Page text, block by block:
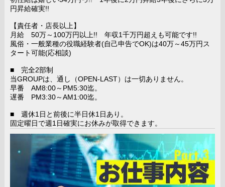
円昇給確実!!
【責任者・店長以上】
月給 50万～100万円以上!! 年収1千万円超えも可能です!!
風俗・一般業種の役職経験者(自己申告でOK)は40万～45万円ス
タート可能(応相談)
■ 完全2部制
当GROUPは、通し（OPEN-LAST）は一切ありません。
早番 AM8:00～PM5:30迄。
遅番 PM3:30～AM1:00迄。
■ 週休1日と前後に半日休1日あり。
固定曜日で週1日確実にお休みが取得できます。